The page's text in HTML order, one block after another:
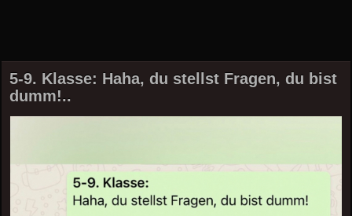
5-9. Klasse: Haha, du stellst Fragen, du bist
dumm!..